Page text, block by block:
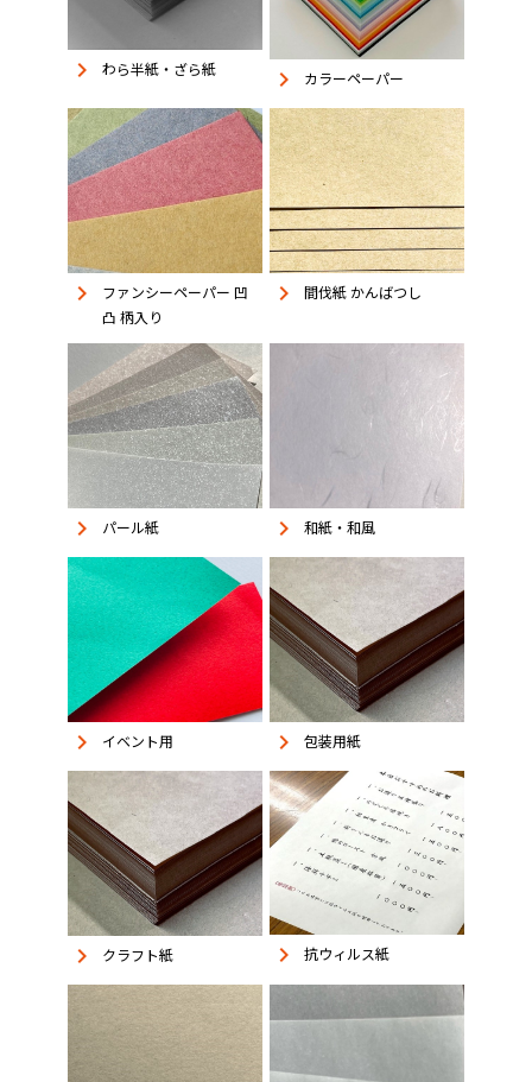
keyboard_arrow_right わら半紙・ざら紙 keyboard_arrow_right カラーペーパー
keyboard_arrow_right
ファンシーペーパー 凹
凸 柄入り
keyboard_arrow_right 間伐紙 かんばつし
keyboard_arrow_right パール紙 keyboard_arrow_right 和紙・和風
keyboard_arrow_right イベント用 keyboard_arrow_right 包装用紙
keyboard_arrow_right クラフト紙 keyboard_arrow_right 抗ウィルス紙